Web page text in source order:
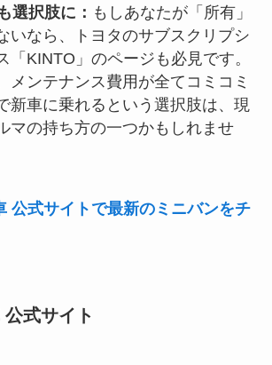
選択肢に： もしあなたが「所有」
いなら、トヨタのサブスクリプシ
「KINTO」のページも必見です。
メンテナンス費用が全てコミコミ
新車に乗れるという選択肢は、現
マの持ち方の一つかもしれませ
公式サイトで最新のミニバンをチ
式サイト